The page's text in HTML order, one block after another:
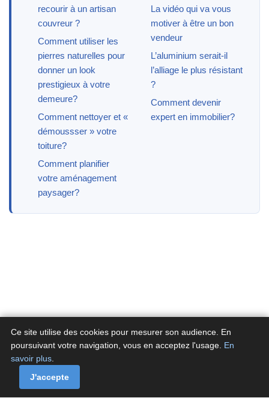
recourir à un artisan
couvreur ?
Comment utiliser les
pierres naturelles pour
donner un look
prestigieux à votre
demeure?
Comment nettoyer et «
démoussser » votre
toiture?
Comment planifier
votre aménagement
paysager?
La vidéo qui va vous
motiver à être un bon
vendeur
L’aluminium serait-il
l’alliage le plus résistant
?
Comment devenir
expert en immobilier?
A propos
Politique de cookies de Fluxenet.fr
Ce site utilise des cookies pour mesurer son audience. En
poursuivant votre navigation, vous en acceptez l'usage. En
savoir plus
J'accepte